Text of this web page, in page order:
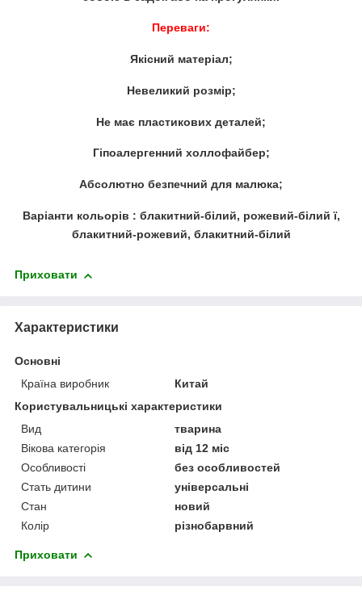
Переваги:
Якісний матеріал;
Невеликий розмір;
Не має пластикових деталей;
Гіпоалергенний холлофайбер;
Абсолютно безпечний для малюка;
Варіанти кольорів : блакитний-білий, рожевий-білий ї,
блакитний-рожевий, блакитний-білий
Приховати
Характеристики
Основні
Країна виробник
Китай
Користувальницькі характеристики
Вид
тварина
Вікова категорія
від 12 міс
Особливості
без особливостей
Стать дитини
універсальні
Стан
новий
Колір
різнобарвний
Приховати